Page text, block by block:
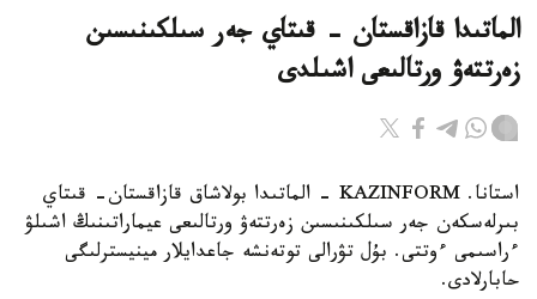
الماتىدا قازاقستان - قىتاي جەر سىلكىنىسىن
زەرتتەۋ ورتالىعى اشىلدى
استانا. KAZINFORM - الماتىدا بولاشاق قازاقستان- قىتاي
بىرلەسكەن جەر سىلكىنىسىن زەرتتەۋ ورتالىعى عيماراتىنىڭ اشىلۋ
ءراسىمى ءوتتى. بۇل تۋرالى توتەنشە جاعدايلار مينيسترلىگى
حابارلادى.